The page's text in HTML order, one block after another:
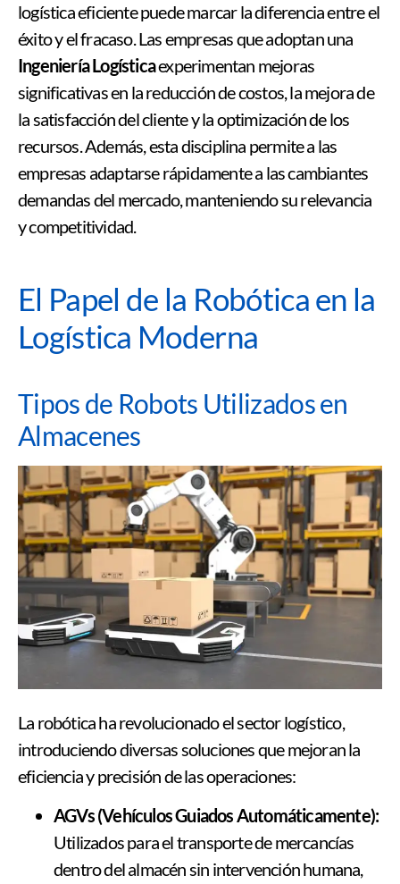
logística eficiente puede marcar la diferencia entre el
éxito y el fracaso. Las empresas que adoptan una
Ingeniería Logísticaexperimentan mejoras
significativas en la reducción de costos, la mejora de
la satisfacción del cliente y la optimización de los
recursos. Además, esta disciplina permite a las
empresas adaptarse rápidamente a las cambiantes
demandas del mercado, manteniendo su relevancia
y competitividad.
El Papel de la Robótica en la
Logística Moderna
Tipos de Robots Utilizados en
Almacenes
La robótica ha revolucionado el sector logístico,
introduciendo diversas soluciones que mejoran la
eficiencia y precisión de las operaciones:
AGVs (Vehículos Guiados Automáticamente):
Utilizados para el transporte de mercancías
dentro del almacén sin intervención humana,